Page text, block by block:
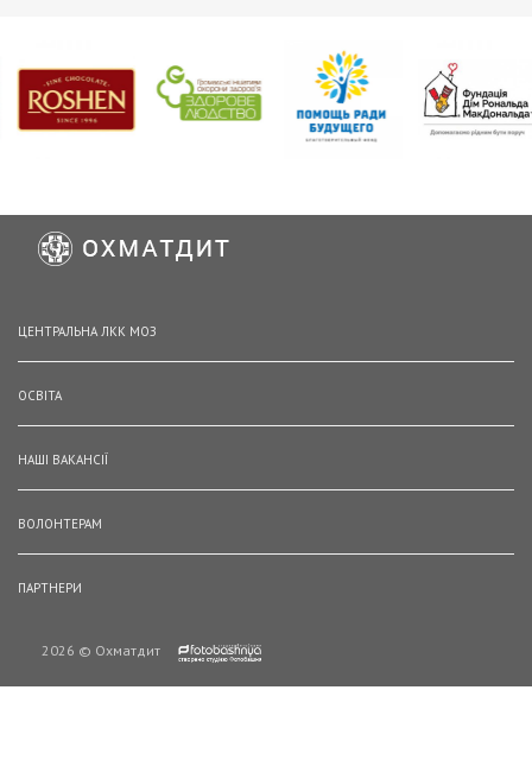
ЦЕНТРАЛЬНА ЛКК МОЗ
ОСВІТА
НАШІ ВАКАНСІЇ
ВОЛОНТЕРАМ
ПАРТНЕРИ
2026 © Охматдит